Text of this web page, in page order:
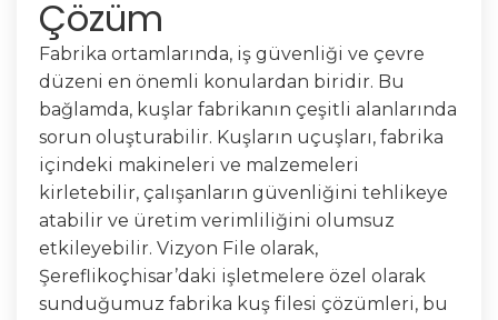
Çözüm
Fabrika ortamlarında, iş güvenliği ve çevre
düzeni en önemli konulardan biridir. Bu
bağlamda, kuşlar fabrikanın çeşitli alanlarında
sorun oluşturabilir. Kuşların uçuşları, fabrika
içindeki makineleri ve malzemeleri
kirletebilir, çalışanların güvenliğini tehlikeye
atabilir ve üretim verimliliğini olumsuz
etkileyebilir. Vizyon File olarak,
Şereflikoçhisar’daki işletmelere özel olarak
sunduğumuz fabrika kuş filesi çözümleri, bu